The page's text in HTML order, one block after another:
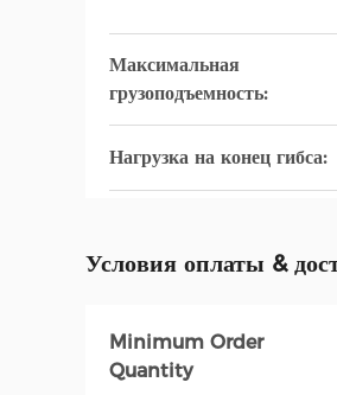
Максимальная
грузоподъемность:
Нагрузка на конец гибса:
Условия оплаты &
Minimum Order
Quantity